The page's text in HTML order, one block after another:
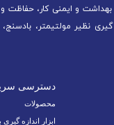
بهداشت و ایمنی کار،
نظیر مولتیمتر،
دسترسی
محصولات
ابزار اندازه